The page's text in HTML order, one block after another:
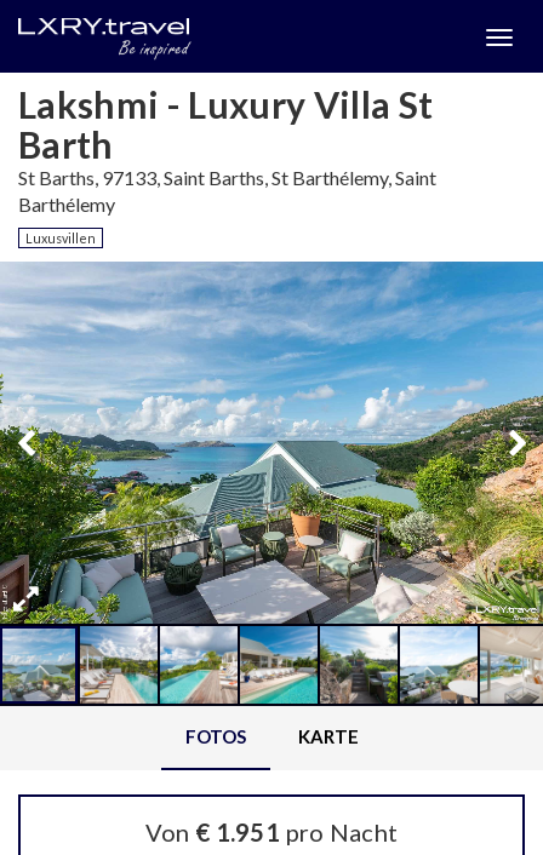
Lakshmi - Luxury Villa St
Barth
St Barths, 97133, Saint Barths, St Barthélemy, Saint
Barthélemy
Luxusvillen
FOTOS KARTE
Von € 1.951 pro Nacht